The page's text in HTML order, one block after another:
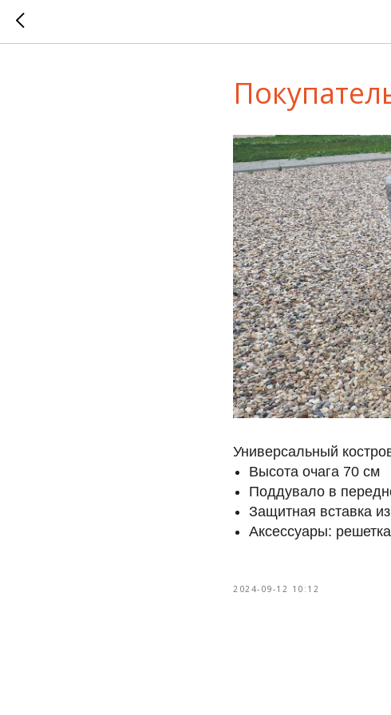
Универсальный
Высота очага 70 см
Поддувало в
Защитная вставка
Аксессуары:
2024-09-12 10:12